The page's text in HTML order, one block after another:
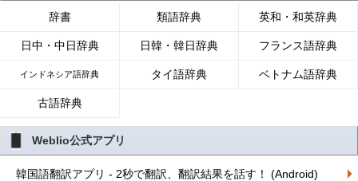
辞書 類語辞典 英和・和英辞典
日中・中日辞典 日韓・韓日辞典 フランス語辞典
インドネシア語辞典 タイ語辞典 ベトナム語辞典
古語辞典
Weblio公式アプリ
韓国語翻訳アプリ - 2秒で翻訳、翻訳結果を話す！ (Android)